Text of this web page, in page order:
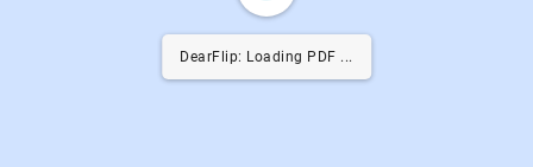
DearFlip: Loading PDF ...